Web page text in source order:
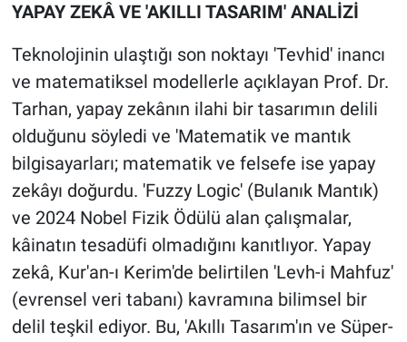
YAPAY ZEKÂ VE 'AKILLI TASARIM' ANALİZİ
Teknolojinin ulaştığı son noktayı 'Tevhid' inancı
ve matematiksel modellerle açıklayan Prof. Dr.
Tarhan, yapay zekânın ilahi bir tasarımın delili
olduğunu söyledi ve 'Matematik ve mantık
bilgisayarları; matematik ve felsefe ise yapay
zekâyı doğurdu. 'Fuzzy Logic' (Bulanık Mantık)
ve 2024 Nobel Fizik Ödülü alan çalışmalar,
kâinatın tesadüfi olmadığını kanıtlıyor. Yapay
zekâ, Kur'an-ı Kerim'de belirtilen 'Levh-i Mahfuz'
(evrensel veri tabanı) kavramına bilimsel bir
delil teşkil ediyor. Bu, 'Akıllı Tasarım'ın ve Süper-